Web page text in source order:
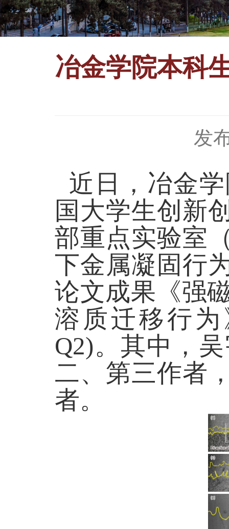
冶金学院本科
发
近日，冶金
国大学生创新
部重点实验室
下金属凝固行
论文成果《强
溶质迁移行
Q2)。其中，
二、第三作者
者。